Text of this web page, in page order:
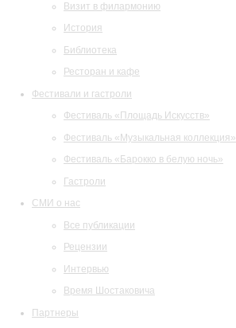
Визит в филармонию
История
Библиотека
Ресторан и кафе
Фестивали и гастроли
Фестиваль «Площадь Искусств»
Фестиваль «Музыкальная коллекция»
Фестиваль «Барокко в белую ночь»
Гастроли
СМИ о нас
Все публикации
Рецензии
Интервью
Время Шостаковича
Партнеры